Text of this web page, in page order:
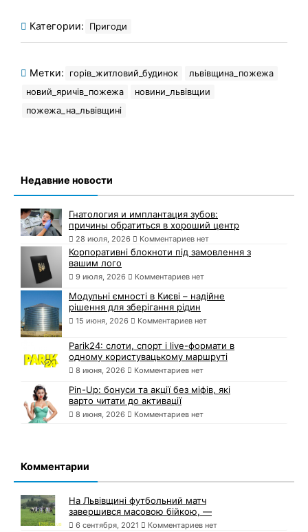
Категории: Пригоди
Метки: горів_житловий_будинок
львівщина_пожежа
новий_яричів_пожежа
новини_львівщии
пожежа_на_львівщині
Недавние новости
Гнатология и имплантация зубов:
причины обратиться в хороший центр
28 июля, 2026 Комментариев нет
Корпоративні блокноти під замовлення з
вашим лого
9 июля, 2026 Комментариев нет
Модульні ємності в Києві – надійне
рішення для зберігання рідин
15 июня, 2026 Комментариев нет
Parik24: слоти, спорт і live-формати в
одному користувацькому маршруті
8 июня, 2026 Комментариев нет
Pin-Up: бонуси та акції без міфів, які
варто читати до активації
8 июня, 2026 Комментариев нет
Комментарии
На Львівщині футбольний матч
завершився масовою бійкою, —
6 сентября, 2021 Комментариев нет